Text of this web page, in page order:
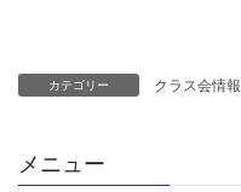
カテゴリー クラス会情報
メニュー